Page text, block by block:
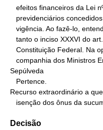
Sepúlveda
Recurso extraordinário a
isenção dos ônus da
Decisão